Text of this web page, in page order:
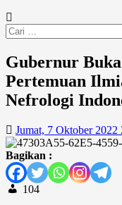
Gubernur
Pertemuan
Nefrologi
Jumat, 7 Oktober
Bagikan :
104